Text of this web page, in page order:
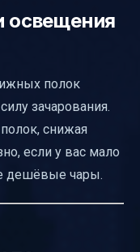
освещения
полок
зачарования.
снижая
если у вас мало
дешёвые чары.